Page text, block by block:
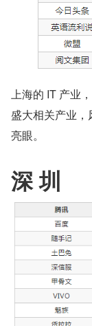
上海的 IT 产业
盛大相关产业
亮眼。
深 圳